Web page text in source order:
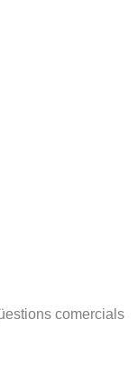
comercials